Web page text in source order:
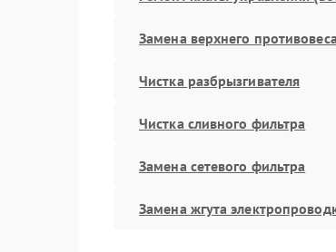
Замена верхнего противовеса
Чистка разбрызгивателя
Чистка сливного фильтра
Замена сетевого фильтра
Замена жгута